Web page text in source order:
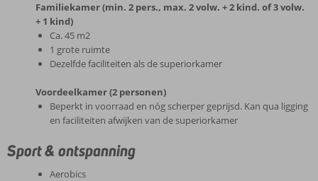
Familiekamer (min. 2 pers., max. 2 volw. + 2 kind. of 3 volw.
+ 1 kind)
Ca. 45 m2
1 grote ruimte
Dezelfde faciliteiten als de superiorkamer
Voordeelkamer (2 personen)
Beperkt in voorraad en nóg scherper geprijsd. Kan qua ligging
en faciliteiten afwijken van de superiorkamer
Sport & ontspanning
Aerobics